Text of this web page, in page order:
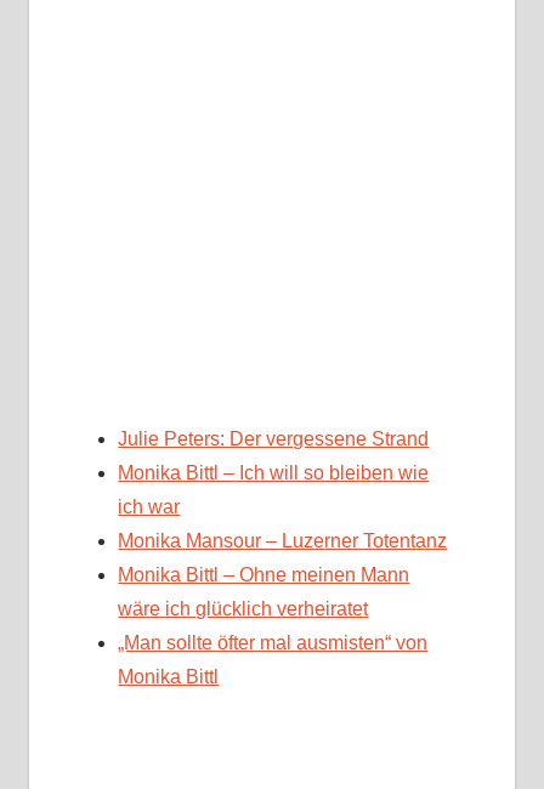
Julie Peters: Der vergessene Strand
Monika Bittl – Ich will so bleiben wie
ich war
Monika Mansour – Luzerner Totentanz
Monika Bittl – Ohne meinen Mann
wäre ich glücklich verheiratet
„Man sollte öfter mal ausmisten“ von
Monika Bittl